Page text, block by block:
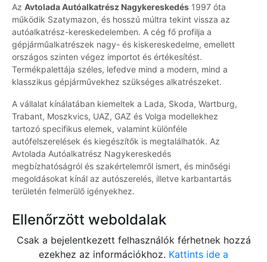
Az Avtolada Autóalkatrész Nagykereskedés 1997 óta
működik Szatymazon, és hosszú múltra tekint vissza az
autóalkatrész-kereskedelemben. A cég fő profilja a
gépjárműalkatrészek nagy- és kiskereskedelme, emellett
országos szinten végez importot és értékesítést.
Termékpalettája széles, lefedve mind a modern, mind a
klasszikus gépjárművekhez szükséges alkatrészeket.
A vállalat kínálatában kiemeltek a Lada, Skoda, Wartburg,
Trabant, Moszkvics, UAZ, GAZ és Volga modellekhez
tartozó specifikus elemek, valamint különféle
autófelszerelések és kiegészítők is megtalálhatók. Az
Avtolada Autóalkatrész Nagykereskedés
megbízhatóságról és szakértelemről ismert, és minőségi
megoldásokat kínál az autószerelés, illetve karbantartás
területén felmerülő igényekhez.
Ellenőrzött weboldalak
Csak a bejelentkezett felhasználók férhetnek hozzá
ezekhez az információkhoz. Kattints ide a